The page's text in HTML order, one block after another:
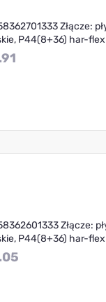
Złącze:
P44(8+36) har-flex
Złącze:
P44(8+36) har-